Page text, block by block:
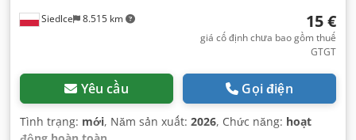
Siedlce 8.515 km 15 €
giá cố định chưa bao gồm thuế
GTGT
Yêu cầu Gọi điện
Tình trạng: mới, Năm sản xuất: 2026, Chức năng: hoạt